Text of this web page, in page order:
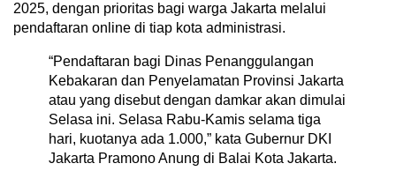
2025, dengan prioritas bagi warga Jakarta melalui
pendaftaran online di tiap kota administrasi.
“Pendaftaran bagi Dinas Penanggulangan
Kebakaran dan Penyelamatan Provinsi Jakarta
atau yang disebut dengan damkar akan dimulai
Selasa ini. Selasa Rabu-Kamis selama tiga
hari, kuotanya ada 1.000,” kata Gubernur DKI
Jakarta Pramono Anung di Balai Kota Jakarta.